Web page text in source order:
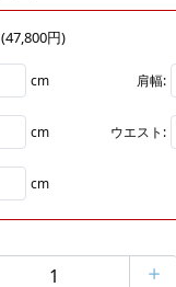
(47,800円)
cm 肩幅:
cm ウエスト:
cm